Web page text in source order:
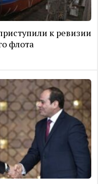
к ревизии
флота